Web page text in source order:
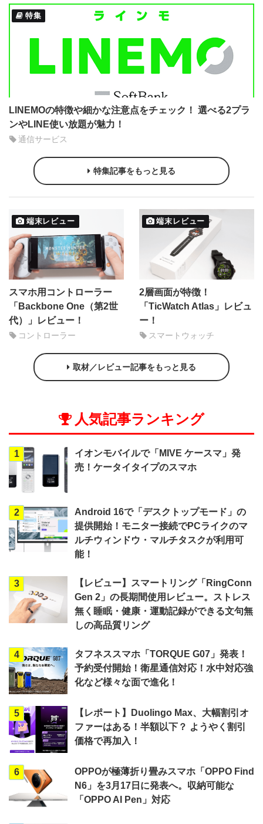
特集
LINEMOの特徴や細かな注意点をチェック！ 選べる2プラ
ンやLINE使い放題が魅力！
通信サービス
特集記事をもっと見る
端末レビュー
スマホ用コントローラー
「Backbone One（第2世
代）」レビュー！
コントローラー
端末レビュー
2層画面が特徴！
「TicWatch Atlas」レビュ
ー！
スマートウォッチ
取材／レビュー記事をもっと見る
人気記事ランキング
1
イオンモバイルで「MIVE ケースマ」発
売！ケータイタイプのスマホ
2
Android 16で「デスクトップモード」の
提供開始！モニター接続でPCライクのマ
ルチウィンドウ・マルチタスクが利用可
能！
3
【レビュー】スマートリング「RingConn
Gen 2」の長期間使用レビュー。ストレス
無く睡眠・健康・運動記録ができる文句無
しの高品質リング
4
タフネススマホ「TORQUE G07」発表！
予約受付開始！衛星通信対応！水中対応強
化など様々な面で進化！
5
【レポート】Duolingo Max、大幅割引オ
ファーはある！半額以下？ ようやく割引
価格で再加入！
6
OPPOが極薄折り畳みスマホ「OPPO Find
N6」を3月17日に発表へ。収納可能な
「OPPO AI Pen」対応